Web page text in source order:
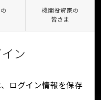
機関投資家の
皆さま
ン
ログイン情報を保存